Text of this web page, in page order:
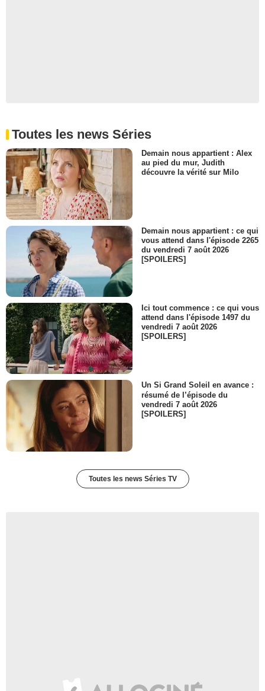
Toutes les news Séries
Demain nous appartient : Alex
au pied du mur, Judith
découvre la vérité sur Milo
Demain nous appartient : ce qui
vous attend dans l'épisode 2265
du vendredi 7 août 2026
[SPOILERS]
Ici tout commence : ce qui vous
attend dans l'épisode 1497 du
vendredi 7 août 2026
[SPOILERS]
Un Si Grand Soleil en avance :
résumé de l’épisode du
vendredi 7 août 2026
[SPOILERS]
Toutes les news Séries TV